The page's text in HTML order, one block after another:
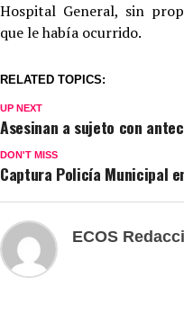
Hospital General, sin
que le había ocurrido.
RELATED TOPICS:
UP NEXT
Asesinan a sujeto con
DON'T MISS
Captura Policía Municipal
ECOS